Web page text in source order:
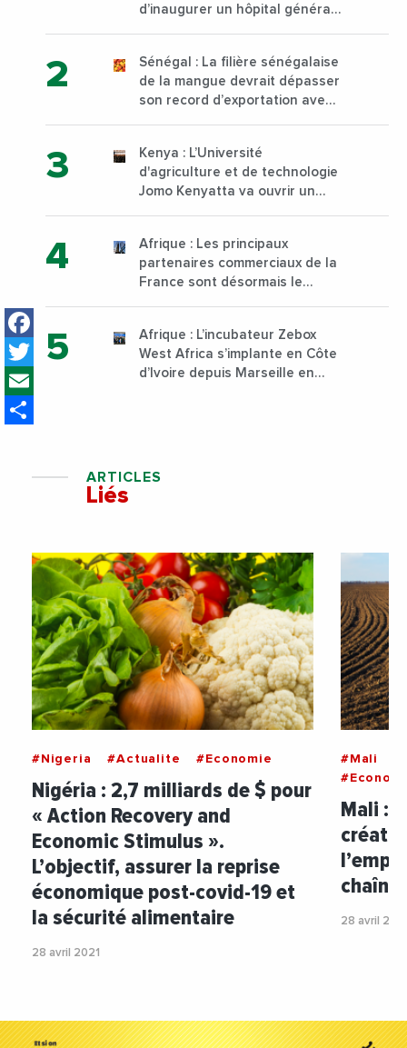
Facebook
Twitter
d’inaugurer un hôpital général
Sénégal : La filière sénégalaise
de la mangue devrait dépasser
son record d’exportation avec
Kenya : L’Université
d'agriculture et de technologie
Jomo Kenyatta va ouvrir un
sur son campus de Karen à
Nairobi dès janvier 2023
Afrique : Les principaux
partenaires commerciaux de la
France sont désormais le
Afrique : L’incubateur Zebox
West Africa s’implante en Côte
d’Ivoire depuis Marseille en
ARTICLES
Liés
#Nigeria #Actualite #Economie
Nigéria : 2,7 milliards de $ pour
« Action Recovery and
Economic Stimulus ».
L’objectif, assurer la reprise
économique post-covid-19 et
la sécurité alimentaire
28 avril 2021
#Mali
Mali :
28 avril